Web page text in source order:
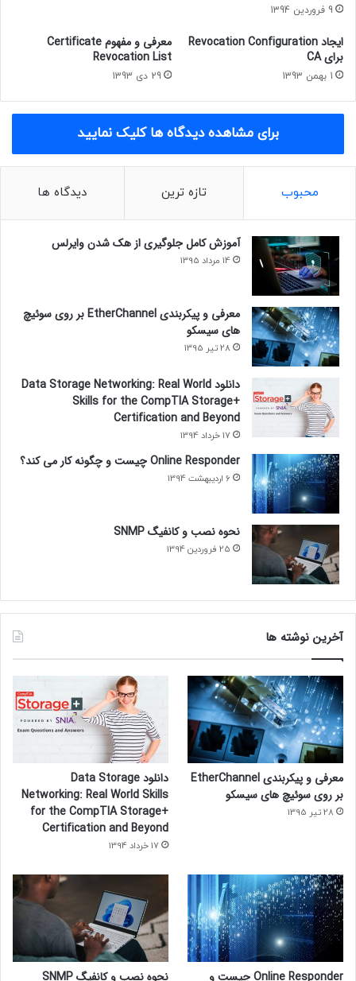
9 فروردین 1394
ایجاد Revocation Configuration
برای CA
1 بهمن 1393
معرفی و مفهوم Certificate
Revocation List
29 دی 1393
برای مشاهده دیدگاه ها کلیک نمایید
محبوب تازه ترین دیدگاه ها
آموزش کامل جلوگیری از هک شدن وایرلس
14 مرداد 1395
معرفی و پیکربندی EtherChannel بر روی سوئیچ
های سیسکو
28 تیر 1395
دانلود Data Storage Networking: Real World
Skills for the CompTIA Storage+
Certification and Beyond
17 خرداد 1394
Online Responder چیست و چگونه کار می کند؟
6 اردیبهشت 1394
نحوه نصب و کانفیگ SNMP
25 فروردین 1394
آخرین نوشته ها
معرفی و پیکربندی EtherChannel
بر روی سوئیچ های سیسکو
28 تیر 1395
دانلود Data Storage
Networking: Real World Skills
for the CompTIA Storage+
Certification and Beyond
17 خرداد 1394
Online Responder چیست و
نحوه نصب و کانفیگ SNMP